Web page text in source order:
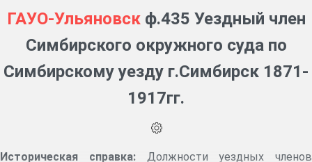
ГАУО-Ульяновскф.435 Уездный член
Симбирского окружного суда по
Симбирскому уезду г.Симбирск 1871-
1917гг.
Историческая справка:Должности уездных членов